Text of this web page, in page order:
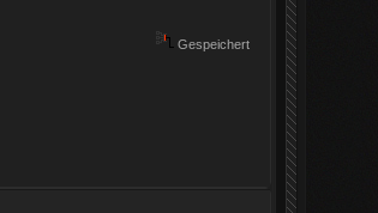
Gespeichert